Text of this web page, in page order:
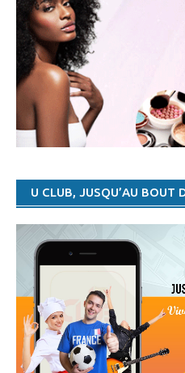
17:45 AUTRES SPORTS
- MARYAM EL GARDOUM : LA
17:12 TENNIS- TENNIS : LA CAMEROUNAISE FRANÇOISE
15:45 TENNIS- WTA/TOURNOI DE ROME: TOUS
15:36 TENNIS- WTA/TOURNOI DE ROME:
15:05 TENNIS- WTA/TOURNOI DE ROME: ELINA
14:41 TENNIS- WTA/TOURNOI DE ROME: MADISON
11:36 AUTRES SPORTS
- JEUX AFRICAINS DE LA
U CLUB, JUSQU’AU BOUT